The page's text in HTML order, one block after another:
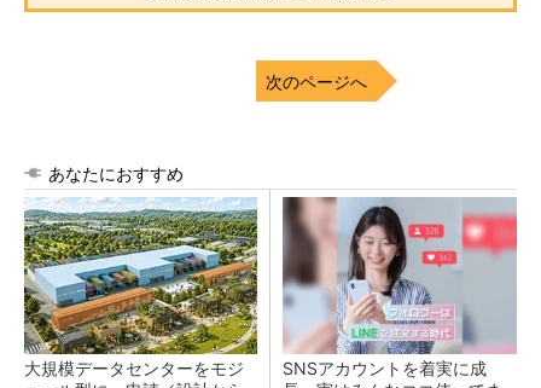
次のページへ
あなたにおすすめ
大規模データセンターをモジ
SNSアカウントを着実に成